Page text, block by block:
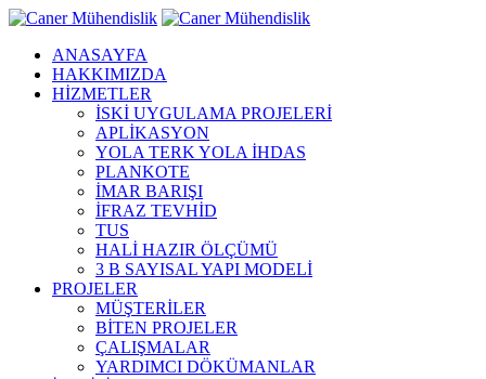
ANASAYFA
HAKKIMIZDA
HİZMETLER
İSKİ UYGULAMA PROJELERİ
APLİKASYON
YOLA TERK YOLA İHDAS
PLANKOTE
İMAR BARIŞI
İFRAZ TEVHİD
TUS
HALİ HAZIR ÖLÇÜMÜ
3 B SAYISAL YAPI MODELİ
PROJELER
MÜŞTERİLER
BİTEN PROJELER
ÇALIŞMALAR
YARDIMCI DÖKÜMANLAR